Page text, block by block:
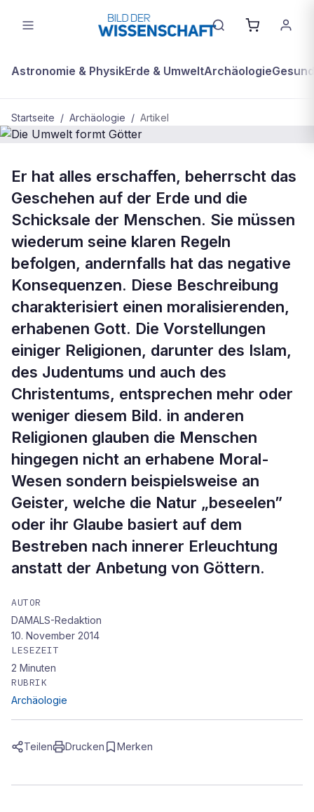
Astronomie & PhysikErde & UmweltArchäologie
Startseite / Archäologie / Artikel
Die Umwelt formt Götter
Er hat alles erschaffen, beherrscht das
Geschehen auf der Erde und die
Schicksale der Menschen. Sie müssen
wiederum seine klaren Regeln
befolgen, andernfalls hat das negative
Konsequenzen. Diese Beschreibung
charakterisiert einen moralisierenden,
erhabenen Gott. Die Vorstellungen
einiger Religionen, darunter des Islam,
des Judentums und auch des
Christentums, entsprechen mehr oder
weniger diesem Bild. in anderen
Religionen glauben die Menschen
hingegen nicht an erhabene Moral-
Wesen sondern beispielsweise an
Geister, welche die Natur „beseelen”
oder ihr Glaube basiert auf dem
Bestreben nach innerer Erleuchtung
anstatt der Anbetung von Göttern.
AUTOR
DAMALS-Redaktion
10. November 2014
LESEZEIT
2 Minuten
RUBRIK
Archäologie
Teilen Drucken Merken